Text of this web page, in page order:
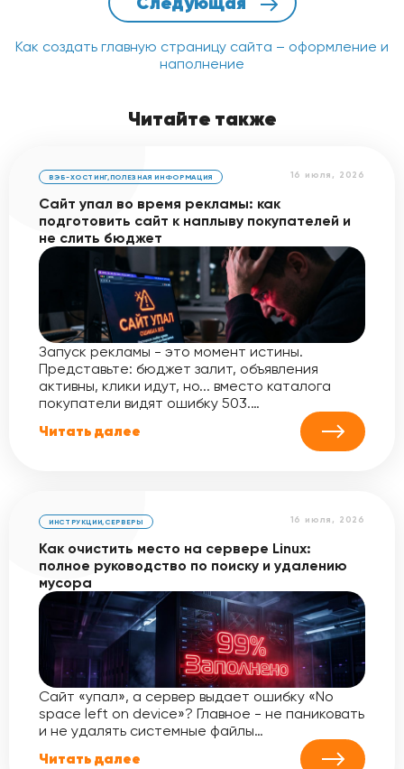
Как создать главную страницу сайта – оформление и
наполнение
Читайте также
16 июля, 2026
ВЭБ-ХОСТИНГ,ПОЛЕЗНАЯ ИНФОРМАЦИЯ
Сайт упал во время рекламы: как
подготовить сайт к наплыву покупателей и
не слить бюджет
Запуск рекламы - это момент истины.
Представьте: бюджет залит, объявления
активны, клики идут, но... вместо каталога
покупатели видят ошибку 503.…
Читать далее
16 июля, 2026
ИНСТРУКЦИИ, СЕРВЕРЫ
Как очистить место на сервере Linux:
полное руководство по поиску и удалению
мусора
Сайт «упал», а сервер выдает ошибку «No
space left on device»? Главное - не паниковать
и не удалять системные файлы…
Читать далее